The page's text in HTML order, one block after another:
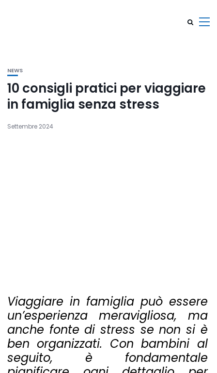
NEWS
10 consigli pratici per viaggiare
in famiglia senza stress
Settembre 2024
Viaggiare in famiglia può essere
un’esperienza meravigliosa, ma
anche fonte di stress se non si è
ben organizzati. Con bambini al
seguito, è fondamentale